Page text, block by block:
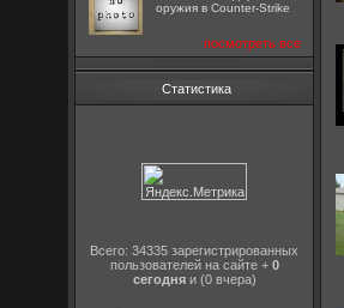
оружия в Counter-Strike
посмотреть все
Статистика
Всего: 34335 зарегистрированных
пользователей на сайте + 0
сегодняи (0 вчера)